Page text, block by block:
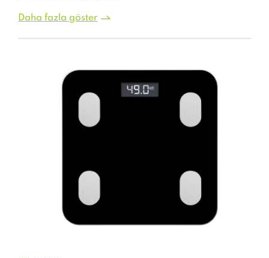
Daha fazla göster